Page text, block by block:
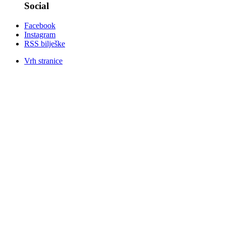
Social
Facebook
Instagram
RSS bilješke
Vrh stranice